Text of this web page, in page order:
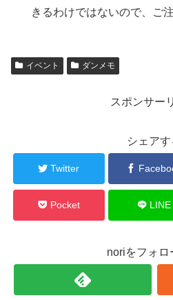
きるわけではないので、ご
イベント ダンメモ
スポンサー
シェアす
Twitter
Pocket LINE
noriをフォロ